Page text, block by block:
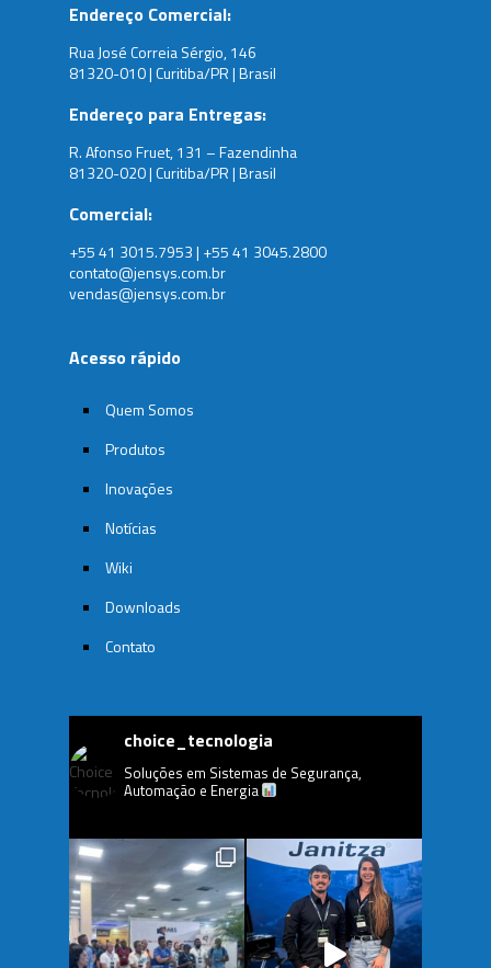
Endereço Comercial:
Rua José Correia Sérgio, 146
81320-010 | Curitiba/PR | Brasil
Endereço para Entregas:
R. Afonso Fruet, 131 – Fazendinha
81320-020 | Curitiba/PR | Brasil
Comercial:
+55 41 3015.7953 | +55 41 3045.2800
contato@jensys.com.br
vendas@jensys.com.br
Acesso rápido
Quem Somos
Produtos
Inovações
Notícias
Wiki
Downloads
Contato
choice_tecnologia
Soluções em Sistemas de Segurança,
Automação e Energia